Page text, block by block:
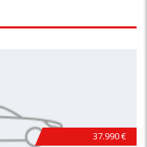
37.990 €